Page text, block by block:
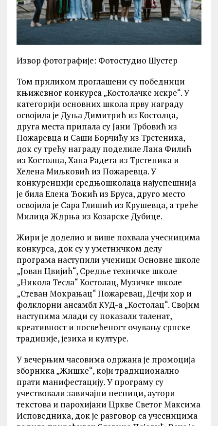
Извор фотографије: Фотостудио Шустер
Том приликом проглашени су победници
књижевног конкурса „Костолачке искре“. У
категорији основних школа прву награду
освојила је Дуња Димитрић из Костолца,
друга места припала су Јани Трбовић из
Пожаревца и Саши Борчићу из Трстеника,
док су трећу награду поделиле Лана Филић
из Костолца, Хана Радета из Трстеника и
Хелена Миљковић из Пожаревца. У
конкуренцији средњошколаца најуспешнија
је била Елена Ђокић из Бруса, друго место
освојила је Сара Глишић из Крушевца, а треће
Милица Ждрња из Козарске Дубице.
Жири је доделио и више похвала учесницима
конкурса, док су у уметничком делу
програма наступили ученици Основне школе
„Јован Цвијић“, Средње техничке школе
„Никола Тесла“ Костолац, Музичке школе
„Стеван Мокрањац“ Пожаревац, Дечји хор и
фолклорни ансамбл КУД-а „Костолац“. Својим
наступима млади су показали таленат,
креативност и посвећеност очувању српске
традиције, језика и културе.
У вечерњим часовима одржана је промоција
зборника „Жишке“, који традиционално
прати манифестацију. У програму су
учествовали завичајни песници, аутори
текстова и парохијани Цркве Светог Максима
Исповедника, док је разговор са учесницима